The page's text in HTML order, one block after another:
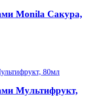
Monila Сакура,
Мультифрукт,